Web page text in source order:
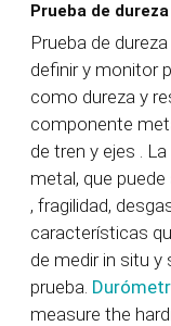
Prueba de dureza
Prueba de
definir y monitor
como dureza y
componente
de tren y ejes
metal, que
, fragilidad,
características
de medir in situ y
prueba.
measure the